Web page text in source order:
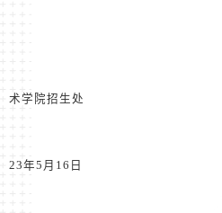
术学院招生处
23年5 月 16 日